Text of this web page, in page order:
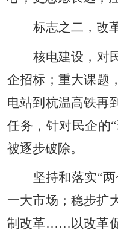
标志之二，改
核电建设，对
企招标；重大课
电站到杭温高铁再
任务，针对民企的
被逐步破除。
坚持和落实“
一大市场；稳步扩
制改革……以改革